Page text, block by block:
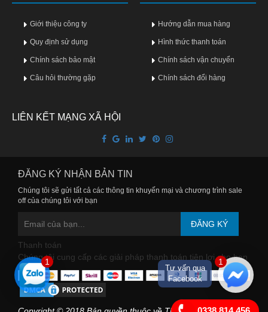
1
Tư vấn qua
Facebook
1
Giới thiệu công ty
Quy định sử dụng
Chính sách bảo mật
Câu hỏi thường gặp
Hướng dẫn mua hàng
Hình thức thanh toán
Chính sách vận chuyển
Chính sách đổi hàng
LIÊN KẾT MẠNG XÃ HỘI
ĐĂNG KÝ NHẬN BẢN TIN
Chúng tôi sẽ gửi tất cả các thông tin khuyến mại và chương trình sale
off của chúng tôi với bạn
ĐĂNG KÝ
Thanh toán
Chúng tôi cung cấp các giải pháp thanh toán tiện lợi cho bạn